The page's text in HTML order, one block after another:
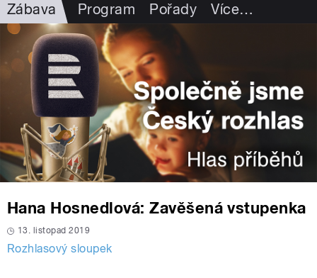
Zábava Program Pořady Více…
Hana Hosnedlová: Zavěšená vstupenka
13. listopad 2019
Rozhlasový sloupek